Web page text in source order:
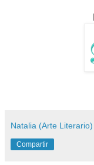
Natalia (Arte Literario)
Compartir